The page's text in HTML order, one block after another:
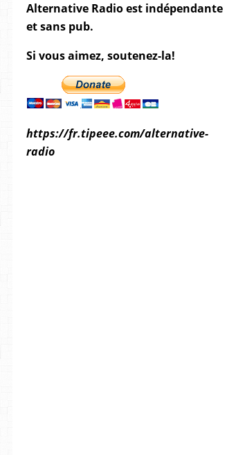
Alternative Radio est indépendante
et sans pub.
Si vous aimez, soutenez-la!
https://fr.tipeee.com/alternative-
radio